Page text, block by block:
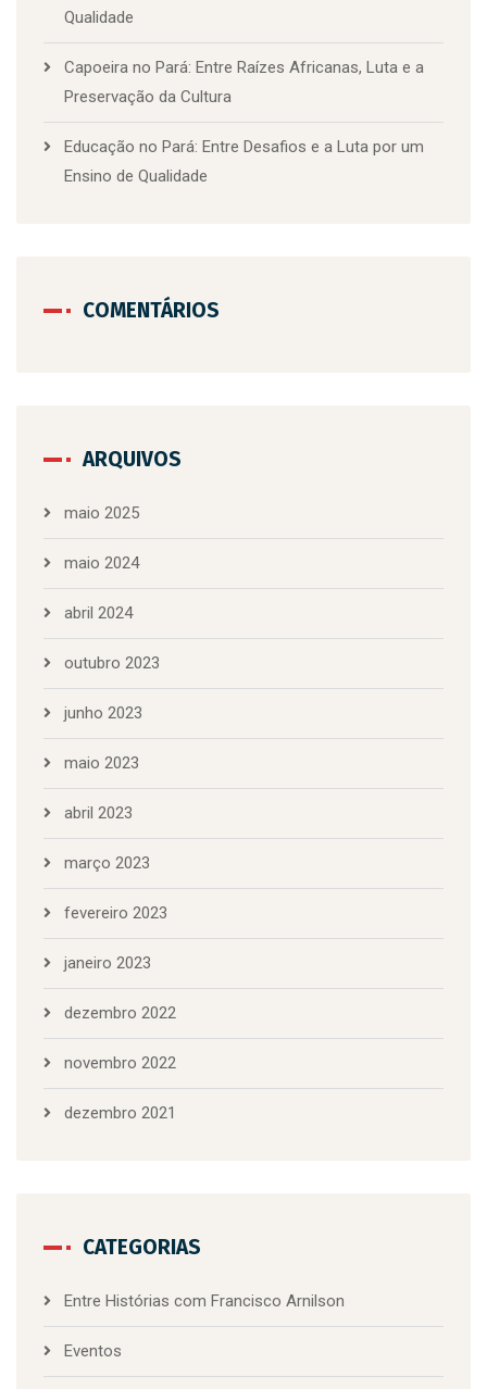
Qualidade
Capoeira no Pará: Entre Raízes Africanas, Luta e a
Preservação da Cultura
Educação no Pará: Entre Desafios e a Luta por um
Ensino de Qualidade
COMENTÁRIOS
ARQUIVOS
maio 2025
maio 2024
abril 2024
outubro 2023
junho 2023
maio 2023
abril 2023
março 2023
fevereiro 2023
janeiro 2023
dezembro 2022
novembro 2022
dezembro 2021
CATEGORIAS
Entre Histórias com Francisco Arnilson
Eventos